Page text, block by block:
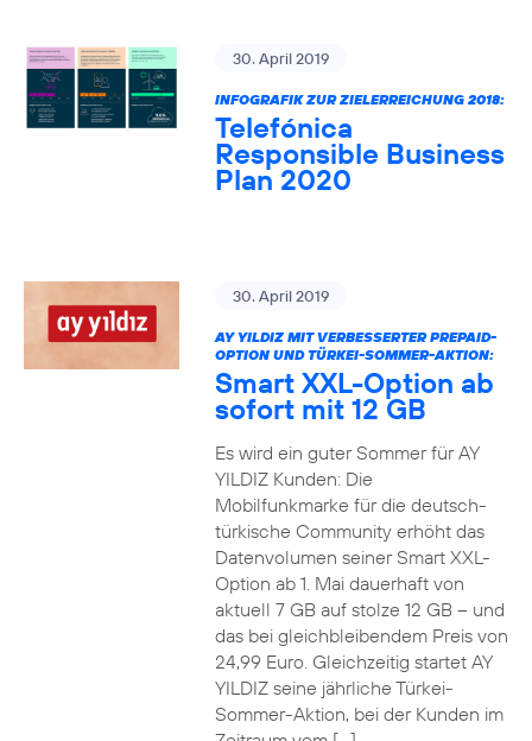
30. April 2019
INFOGRAFIK ZUR ZIELERREICHUNG 2018:
Telefónica
Responsible Business
Plan 2020
30. April 2019
AY YILDIZ MIT VERBESSERTER PREPAID-
OPTION UND TÜRKEI-SOMMER-AKTION:
Smart XXL-Option ab
sofort mit 12 GB
Es wird ein guter Sommer für AY
YILDIZ Kunden: Die
Mobilfunkmarke für die deutsch-
türkische Community erhöht das
Datenvolumen seiner Smart XXL-
Option ab 1. Mai dauerhaft von
aktuell 7 GB auf stolze 12 GB – und
das bei gleichbleibendem Preis von
24,99 Euro. Gleichzeitig startet AY
YILDIZ seine jährliche Türkei-
Sommer-Aktion, bei der Kunden im